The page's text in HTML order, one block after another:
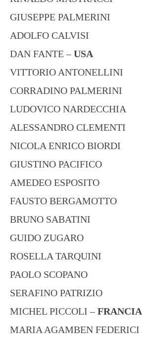
GIUSEPPE PALMERINI
ADOLFO CALVISI
DAN FANTE –USA
VITTORIO ANTONELLINI
CORRADINO PALMERINI
LUDOVICO NARDECCHIA
ALESSANDRO CLEMENTI
NICOLA ENRICO BIORDI
GIUSTINO PACIFICO
AMEDEO ESPOSITO
FAUSTO BERGAMOTTO
BRUNO SABATINI
GUIDO ZUGARO
ROSELLA TARQUINI
PAOLO SCOPANO
SERAFINO PATRIZIO
MICHEL PICCOLI –FRANCIA
MARIA AGAMBEN FEDERICI